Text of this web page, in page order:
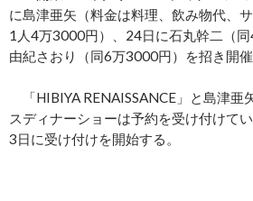
に島津亜矢（料金は料理、飲み物代、
1人4万3000円）、24日に石丸幹二（
由紀さおり（同6万3000円）を招き開催
「HIBIYA RENAISSANCE」と島津亜
スディナーショーは予約を受け付けて
3日に受け付けを開始する。